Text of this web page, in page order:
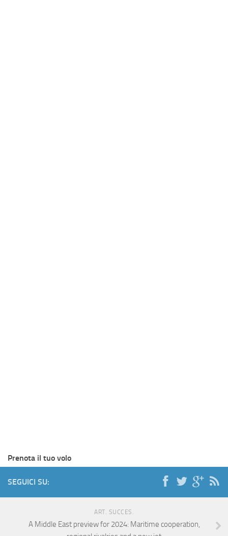
Prenota il tuo volo
SEGUICI SU:
ART. SUCCES.
A Middle East preview for 2024: Maritime cooperation,